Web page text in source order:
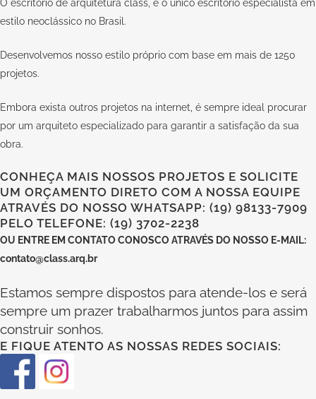
O escritório de arquitetura class , é o único escritório especialista em
estilo neoclássico no Brasil.
Desenvolvemos nosso estilo próprio com base em mais de 1250
projetos.
Embora exista outros projetos na internet, é sempre ideal procurar
por um arquiteto especializado para garantir a satisfação da sua
obra.
CONHEÇA MAIS NOSSOS PROJETOS E SOLICITE
UM ORÇAMENTO DIRETO COM A NOSSA EQUIPE
ATRAVÉS DO NOSSO WHATSAPP: (19) 98133-7909
PELO TELEFONE: (19) 3702-2238
OU ENTRE EM CONTATO CONOSCOATRAVÉS DO NOSSO E-MAIL:
contato@class.arq.br
Estamos sempre dispostos para atende-los e será
sempre um prazer trabalharmos juntos para assim
construir sonhos.
E FIQUE ATENTO AS NOSSAS REDES SOCIAIS: